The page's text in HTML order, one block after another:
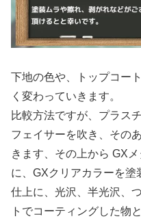
下地の色や、トップコー
く変わっていきます。
比較方法ですが、プラス
フェイサーを吹き、その
きます、その上から GX
に、GXクリアカラーを塗
仕上に、光沢、半光沢、
トでコーティングした物